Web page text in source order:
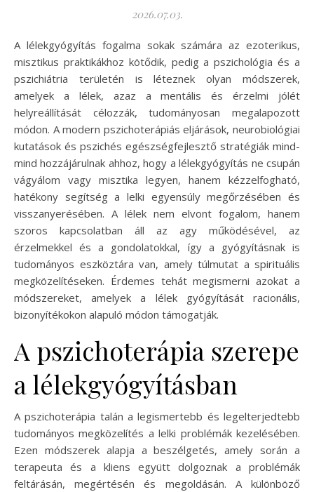
2026.07.03.
A lélekgyógyítás fogalma sokak számára az ezoterikus,
misztikus praktikákhoz kötődik, pedig a pszichológia és a
pszichiátria területén is léteznek olyan módszerek,
amelyek a lélek, azaz a mentális és érzelmi jólét
helyreállítását célozzák, tudományosan megalapozott
módon. A modern pszichoterápiás eljárások, neurobiológiai
kutatások és pszichés egészségfejlesztő stratégiák mind-
mind hozzájárulnak ahhoz, hogy a lélekgyógyítás ne csupán
vágyálom vagy misztika legyen, hanem kézzelfogható,
hatékony segítség a lelki egyensúly megőrzésében és
visszanyerésében. A lélek nem elvont fogalom, hanem
szoros kapcsolatban áll az agy működésével, az
érzelmekkel és a gondolatokkal, így a gyógyításnak is
tudományos eszköztára van, amely túlmutat a spirituális
megközelítéseken. Érdemes tehát megismerni azokat a
módszereket, amelyek a lélek gyógyítását racionális,
bizonyítékokon alapuló módon támogatják.
A pszichoterápia szerepe
a lélekgyógyításban
A pszichoterápia talán a legismertebb és legelterjedtebb
tudományos megközelítés a lelki problémák kezelésében.
Ezen módszerek alapja a beszélgetés, amely során a
terapeuta és a kliens együtt dolgoznak a problémák
feltárásán, megértésén és megoldásán. A különböző